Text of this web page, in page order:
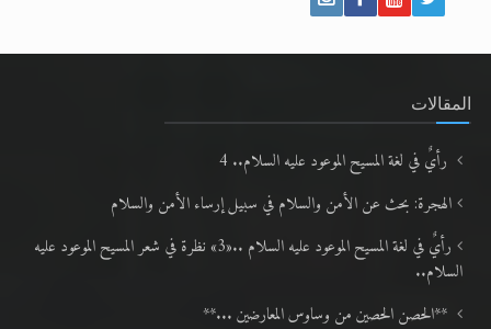
المقالات
رأيٌ في لغة المسيح الموعود عليه السلام.. 4
الهجرة: بحث عن الأمن والسلام في سبيل إرساء الأمن والسلام
رأيٌ في لغة المسيح الموعود عليه السلام ..«3» نظرة في شعر المسيح الموعود عليه
السلام..
**الحصن الحصين من وساوس المعارضين ...**